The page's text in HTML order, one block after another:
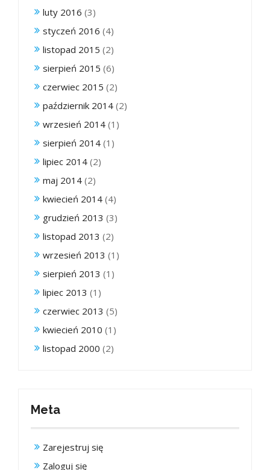
luty 2016 (3)
styczeń 2016 (4)
listopad 2015 (2)
sierpień 2015 (6)
czerwiec 2015 (2)
październik 2014 (2)
wrzesień 2014 (1)
sierpień 2014 (1)
lipiec 2014 (2)
maj 2014 (2)
kwiecień 2014 (4)
grudzień 2013 (3)
listopad 2013 (2)
wrzesień 2013 (1)
sierpień 2013 (1)
lipiec 2013 (1)
czerwiec 2013 (5)
kwiecień 2010 (1)
listopad 2000 (2)
Meta
Zarejestruj się
Zaloguj się